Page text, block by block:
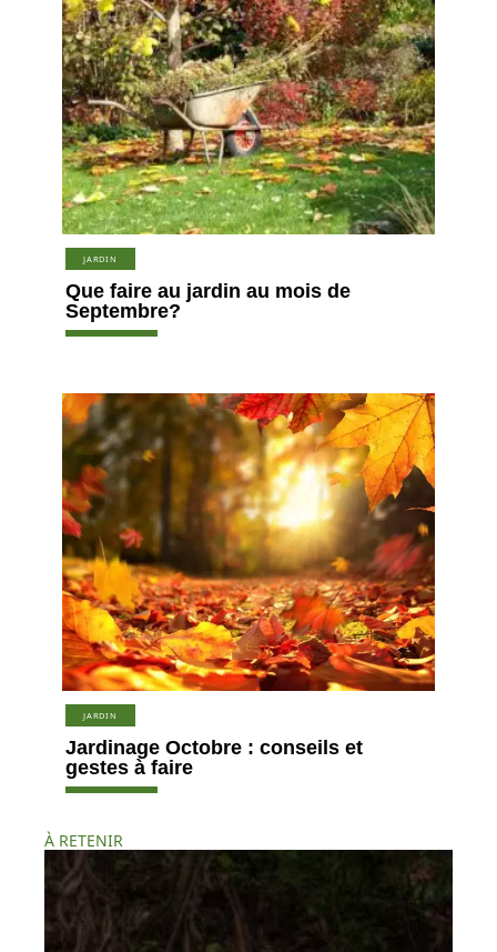
JARDIN
Que faire au jardin au mois de
Septembre?
JARDIN
Jardinage Octobre : conseils et
gestes à faire
À RETENIR